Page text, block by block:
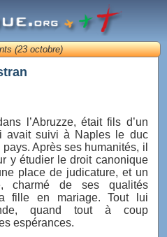
(23 octobre)
l’Abruzze, était fils d’un
avait suivi à Naples le duc
Après ses humanités, il
y étudier le droit canonique
place de judicature, et un
charmé de ses qualités
fille en mariage. Tout lui
quand tout à coup
espérances.